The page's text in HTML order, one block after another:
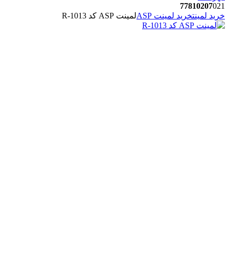
77810207021
خرید لمینتخرید لمینت ASP لمینت ASP کد R-1013